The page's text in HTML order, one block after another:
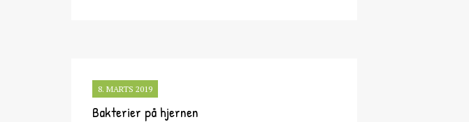
8. MARTS 2019
Bakterier på hjernen